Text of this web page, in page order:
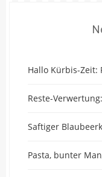
Hallo Kürbis-Zeit:
Reste-
Saftiger
Pasta, bunter